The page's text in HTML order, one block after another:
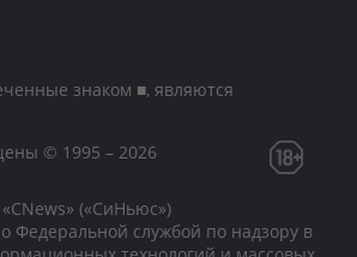
знаком ■, являются
© 1995 – 2026
(«СиНьюс»)
Федеральной службой по надзору в